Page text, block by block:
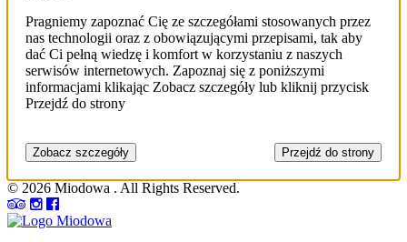
Pragniemy zapoznać Cię ze szczegółami stosowanych przez
nas technologii oraz z obowiązującymi przepisami, tak aby
dać Ci pełną wiedzę i komfort w korzystaniu z naszych
serwisów internetowych. Zapoznaj się z poniższymi
informacjami klikając Zobacz szczegóły lub kliknij przycisk
Przejdź do strony
Zobacz szczegóły Przejdź do strony
© 2026 Miodowa . All Rights Reserved.